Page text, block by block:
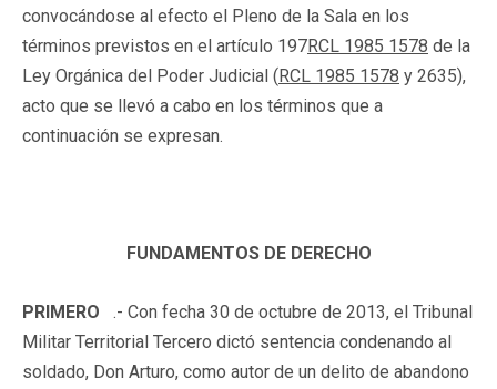
convocándose al efecto el Pleno de la Sala en los
términos previstos en el artículo 197RCL 1985 1578 de la
Ley Orgánica del Poder Judicial (RCL 1985 1578 y 2635),
acto que se llevó a cabo en los términos que a
continuación se expresan.
FUNDAMENTOS DE DERECHO
PRIMERO .- Con fecha 30 de octubre de 2013, el Tribunal
Militar Territorial Tercero dictó sentencia condenando al
soldado, Don Arturo, como autor de un delito de abandono